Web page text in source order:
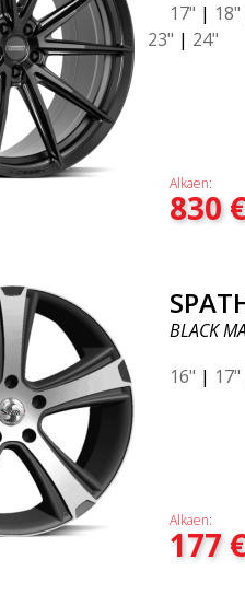
17" | 18"
23" | 24"
Alkaen:
830
BLACK
16" | 17"
Alkaen:
177